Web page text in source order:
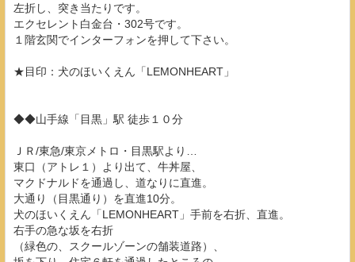
左折し、突き当たりです。
エクセレント白金台・302号です。
１階玄関でインターフォンを押して下さい。
★目印：犬のほいくえん「LEMONHEART」
◆◆山手線「目黒」駅 徒歩１０分
ＪＲ/東急/東京メトロ・目黒駅より…
東口（アトレ１）より出て、牛丼屋、
マクドナルドを通過し、道なりに直進。
大通り（目黒通り）を直進10分。
犬のほいくえん「LEMONHEART」手前を右折、直進。
右手の急な坂を右折
（緑色の、スクールゾーンの舗装道路）、